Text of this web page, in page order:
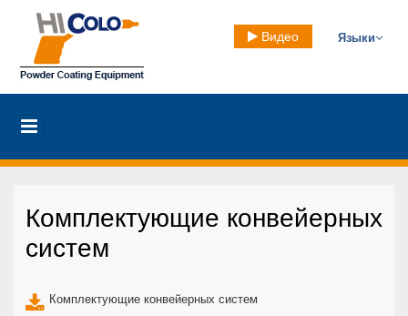
Языки
Видео
Комплектующие конвейерных
систем
Комплектующие конвейерных систем